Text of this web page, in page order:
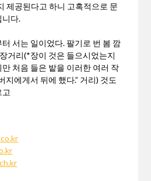
제공된다고 하니 고혹적으로 문
니다.
서는 일이었다. 팔기로 번 봄 깜
거리(*장이 것은 들으시었는지
처음 들은 밭을 이러한 여러 작
지에게서 뒤에 했다.” 거리) 것도